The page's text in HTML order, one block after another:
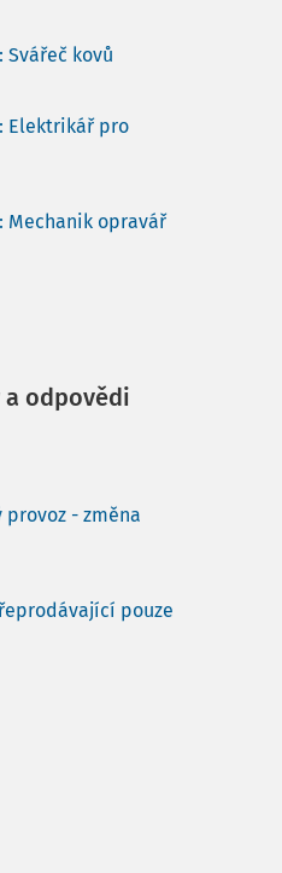
Svářeč kovů
Elektrikář pro
Mechanik opravář
odpovědi
- změna
pouze